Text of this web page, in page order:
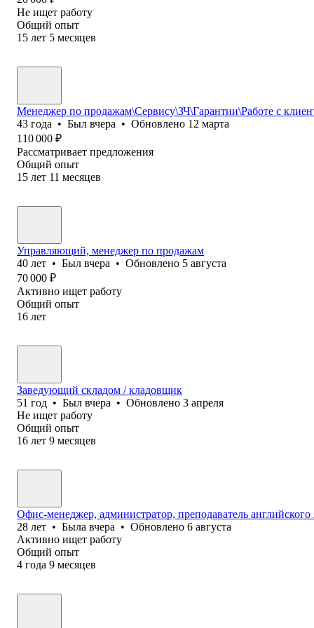
Не ищет работу
Общий опыт
15 лет 5 месяцев
Менеджер по продажам\Сервису\ЗЧ\Гарантии\Работе с
43 года • Был вчера • Обновлено 12 марта
110 000 ₽
Рассматривает предложения
Общий опыт
15 лет 11 месяцев
Управляющий, менеджер по продажам
40 лет • Был вчера • Обновлено 5 августа
70 000 ₽
Активно ищет работу
Общий опыт
16 лет
Заведующий складом / кладовщик
51 год • Был вчера • Обновлено 3 апреля
Не ищет работу
Общий опыт
16 лет 9 месяцев
Офис-менеджер, администратор, преподаватель английского
28 лет • Была вчера • Обновлено 6 августа
Активно ищет работу
Общий опыт
4 года 9 месяцев